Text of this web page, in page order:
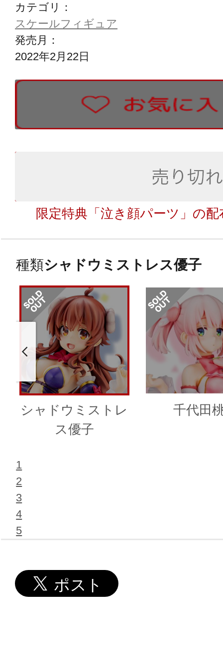
カテゴリ：
スケールフィギュア
発売月：
2022年2月22日
限定特典「泣き顔パーツ」の
種類シャドウミストレス優子
シャドウミストレ
ス優子
千代田
1
2
3
4
5